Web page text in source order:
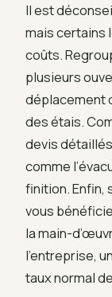
Il est
mais certains
coûts.
plusieurs
déplacement
des étais.
devis
comme
finition. Enfin,
vous
la main-
l’entreprise,
taux normal